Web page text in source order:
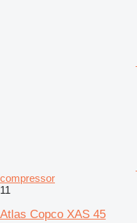
compressor
11
Atlas Copco XAS 45